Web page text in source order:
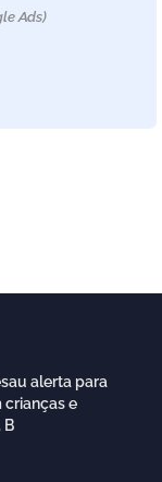
Ads)
alerta para
crianças e
B